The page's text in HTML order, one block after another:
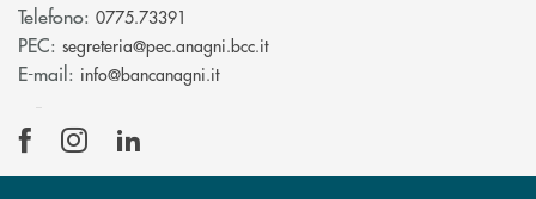
Telefono: 0775.73391
PEC: segreteria@pec.anagni.bcc.it(si apre l’app di posta
E-mail: info@bancanagni.it(si apre l’app di posta elettronica)